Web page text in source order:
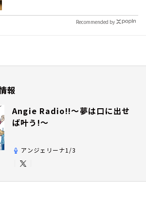
Recommended by
報
Angie Radio!!～夢は口に出せ
ば叶う!～
アンジェリーナ1/3